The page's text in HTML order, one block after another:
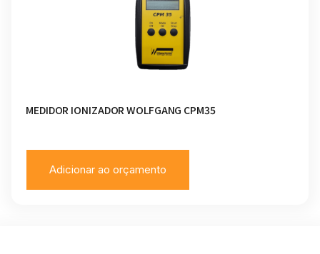
MEDIDOR IONIZADOR WOLFGANG CPM35
Adicionar ao orçamento